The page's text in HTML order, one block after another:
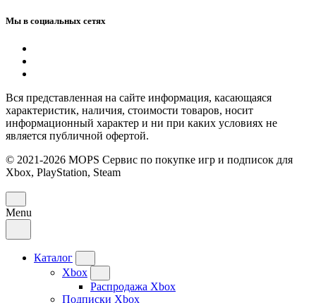
Мы в социальных сетях
Вся представленная на сайте информация, касающаяся
характеристик, наличия, стоимости товаров, носит
информационный характер и ни при каких условиях не
является публичной офертой.
© 2021-2026 MOPS Сервис по покупке игр и подписок для
Xbox, PlayStation, Steam
Menu
Каталог
Xbox
Распродажа Xbox
Подписки Xbox